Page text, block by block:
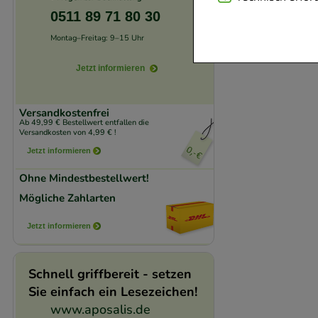
Website
verzichtet werden
0511 89 71 80 30
Montag–Freitag: 9–15 Uhr
Jetzt informieren
Versandkostenfrei
Ab 49,99 € Bestellwert entfallen die
Versandkosten von 4,99 € !
Jetzt informieren
Ohne Mindestbestellwert!
Mögliche Zahlarten
Jetzt informieren
Schnell griffbereit - setzen
Sie einfach ein Lesezeichen!
www.aposalis.de